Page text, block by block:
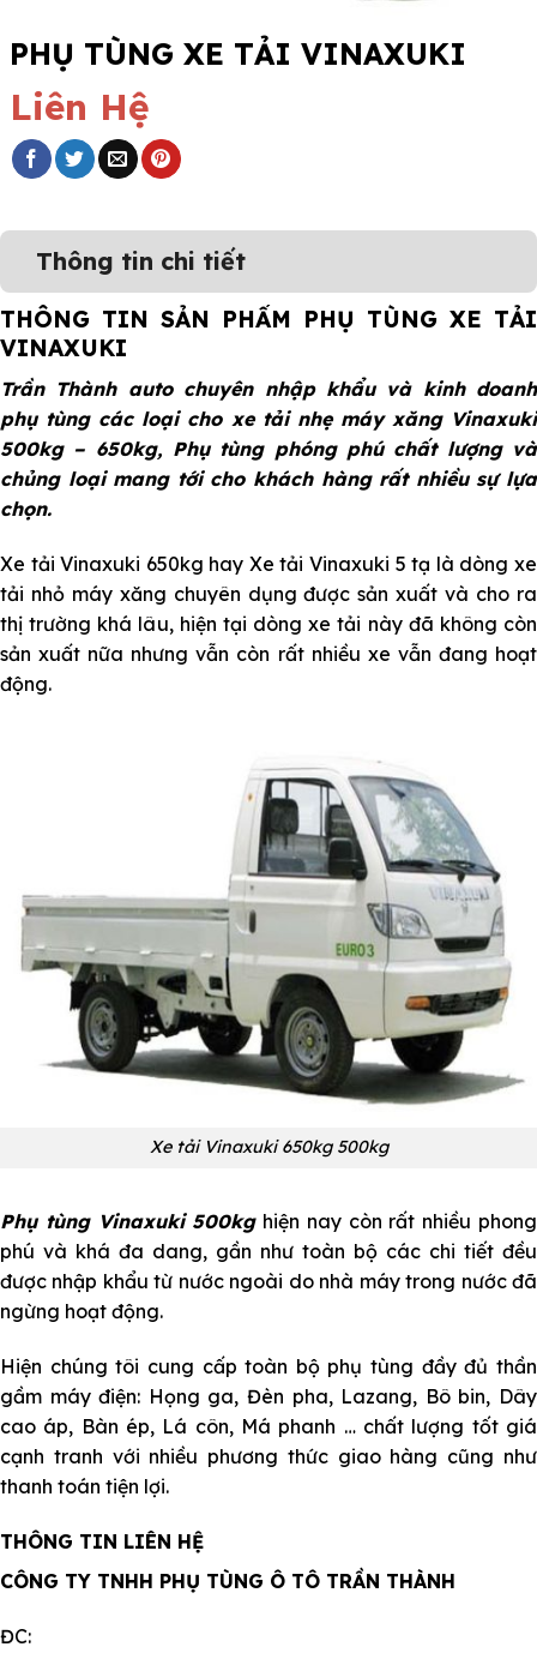
PHỤ TÙNG XE TẢI VINAXUKI
Liên Hệ
Thông tin chi tiết
THÔNG TIN SẢN PHẨM PHỤ TÙNG XE TẢI
VINAXUKI
Trần Thành auto chuyên nhập khẩu và kinh doanh
phụ tùng các loại cho xe tải nhẹ máy xăng Vinaxuki
500kg – 650kg, Phụ tùng phóng phú chất lượng và
chủng loại mang tới cho khách hàng rất nhiều sự lựa
chọn.
Xe tải Vinaxuki 650kg hay Xe tải Vinaxuki 5 tạ là dòng xe
tải nhỏ máy xăng chuyên dụng được sản xuất và cho ra
thị trường khá lâu, hiện tại dòng xe tải này đã không còn
sản xuất nữa nhưng vẫn còn rất nhiều xe vẫn đang hoạt
động.
Xe tải Vinaxuki 650kg 500kg
Phụ tùng Vinaxuki 500kghiện nay còn rất nhiều phong
phú và khá đa dang, gần như toàn bộ các chi tiết đều
được nhập khẩu từ nước ngoài do nhà máy trong nước đã
ngừng hoạt động.
Hiện chúng tôi cung cấp toàn bộ phụ tùng đầy đủ thần
gầm máy điện: Họng ga, Đèn pha, Lazang, Bô bin, Dây
cao áp, Bàn ép, Lá côn, Má phanh … chất lượng tốt giá
cạnh tranh với nhiều phương thức giao hàng cũng như
thanh toán tiện lợi.
THÔNG TIN LIÊN HỆ
CÔNG TY TNHH PHỤ TÙNG Ô TÔ TRẦN THÀNH
ĐC: